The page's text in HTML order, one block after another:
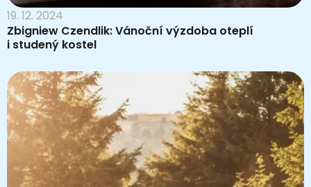
19. 12. 2024
Zbigniew Czendlik: Vánoční výzdoba oteplí
i studený kostel